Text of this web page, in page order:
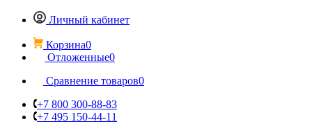
Личный кабинет
Корзина0
Отложенные0
Сравнение товаров0
+7 800 300-88-83
+7 495 150-44-11